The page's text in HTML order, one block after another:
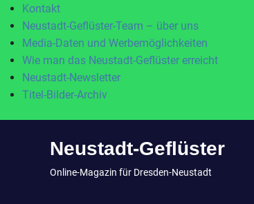
Kontakt
Neustadt-Geflüster-Team – über uns
Media-Daten und Werbemöglichkeiten
Wie man das Neustadt-Geflüster erreicht
Neustadt-Newsletter
Titel-Bilder-Archiv
Neustadt-Geflüster
Online-Magazin für Dresden-Neustadt